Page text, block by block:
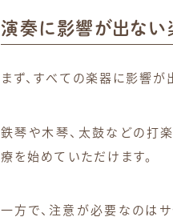
演奏に影響が出ない
まず、すべての楽器に影響が
鉄琴や木琴、太鼓などの打
療を始めていただけます。
一方で、注意が必要なのはサ